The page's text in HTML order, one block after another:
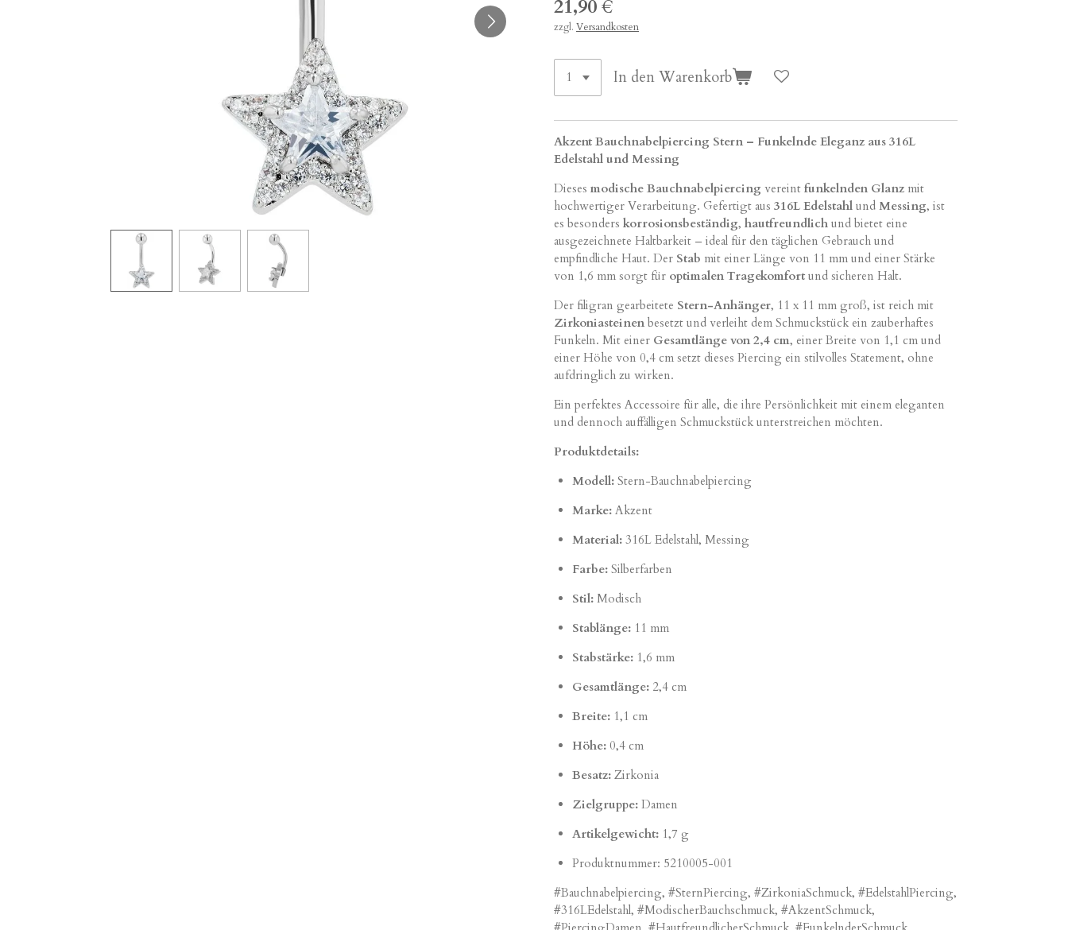
21,90 €
zzgl. Versandkosten
In den Warenkorb
Akzent Bauchnabelpiercing Stern – Funkelnde Eleganz aus 316L
Edelstahl und Messing
Dieses modische Bauchnabelpiercing vereint funkelnden Glanz mit
hochwertiger Verarbeitung. Gefertigt aus 316L Edelstahl und Messing, ist
es besonders korrosionsbeständig, hautfreundlich und bietet eine
ausgezeichnete Haltbarkeit – ideal für den täglichen Gebrauch und
empfindliche Haut. Der Stab mit einer Länge von 11 mm und einer Stärke
von 1,6 mm sorgt für optimalen Tragekomfort und sicheren Halt.
Der filigran gearbeitete Stern-Anhänger, 11 x 11 mm groß, ist reich mit
Zirkoniasteinen besetzt und verleiht dem Schmuckstück ein zauberhaftes
Funkeln. Mit einer Gesamtlänge von 2,4 cm, einer Breite von 1,1 cm und
einer Höhe von 0,4 cm setzt dieses Piercing ein stilvolles Statement, ohne
aufdringlich zu wirken.
Ein perfektes Accessoire für alle, die ihre Persönlichkeit mit einem eleganten
und dennoch auffälligen Schmuckstück unterstreichen möchten.
Produktdetails:
Modell:Stern-Bauchnabelpiercing
Marke:Akzent
Material:316L Edelstahl, Messing
Farbe:Silberfarben
Stil:Modisch
Stablänge:11 mm
Stabstärke:1,6 mm
Gesamtlänge:2,4 cm
Breite:1,1 cm
Höhe:0,4 cm
Besatz:Zirkonia
Zielgruppe:Damen
Artikelgewicht:1,7 g
Produktnummer: 5210005-001
#Bauchnabelpiercing, #SternPiercing, #ZirkoniaSchmuck, #EdelstahlPiercing,
#316LEdelstahl, #ModischerBauchschmuck, #AkzentSchmuck,